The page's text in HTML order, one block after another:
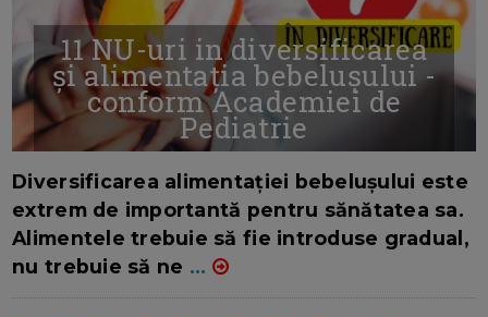
11 NU-uri in diversificarea
și alimentația bebelușului -
conform Academiei de
Pediatrie
Diversificarea alimentației bebelușului este
extrem de importantă pentru sănătatea sa.
Alimentele trebuie să fie introduse gradual,
nu trebuie să ne ...